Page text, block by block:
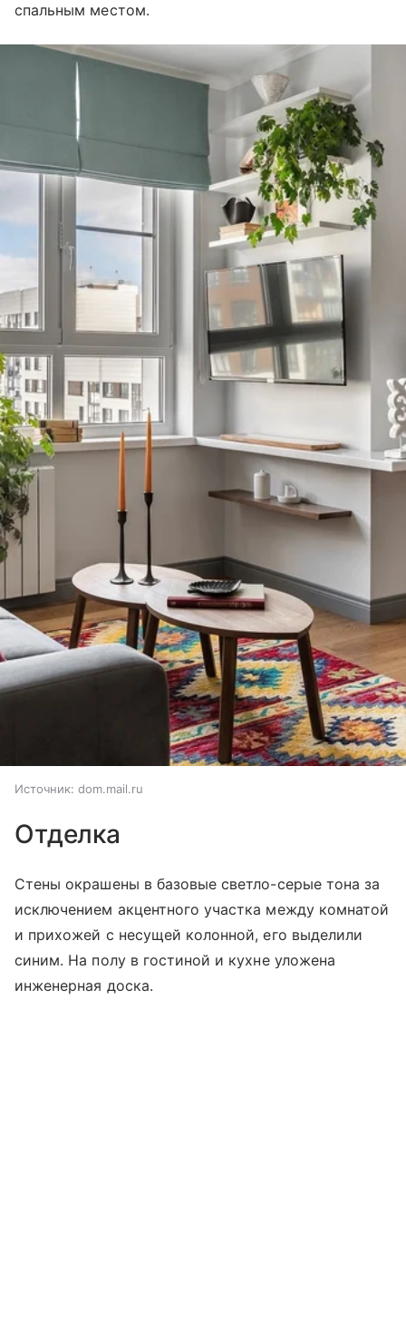
спальным местом.
Источник: dom.mail.ru
Отделка
Стены окрашены в базовые светло-серые тона за
исключением акцентного участка между комнатой
и прихожей с несущей колонной, его выделили
синим. На полу в гостиной и кухне уложена
инженерная доска.